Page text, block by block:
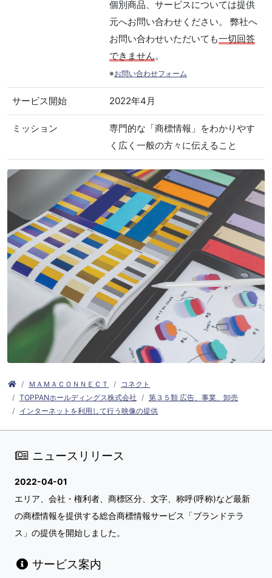
個別商品、サービスについては提供
元へお問い合わせください。 弊社へ
お問い合わせいただいても一切回答
できません。
※お問い合わせフォーム
サービス開始 2022年4月
ミッション
専門的な「商標情報」をわかりやす
く広く一般の方々に伝えること
ＭＡＭＡＣＯＮＮＥＣＴ
コネクト
TOPPANホールディングス株式会社
第３５類 広告、事業、卸売
インターネットを利用して行う映像の提供
ニュースリリース
2022-04-01
エリア、会社・権利者、商標区分、文字、称呼(呼称)など最新
の商標情報を提供する総合商標情報サービス「ブランドテラ
ス」の提供を開始しました。
サービス案内